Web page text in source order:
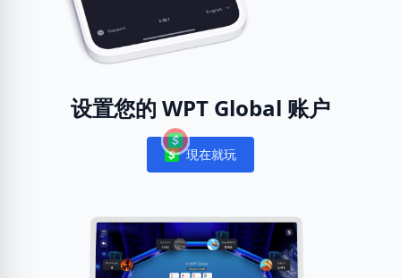
设置您的 WPT Global 账户
Notifications
現在就玩